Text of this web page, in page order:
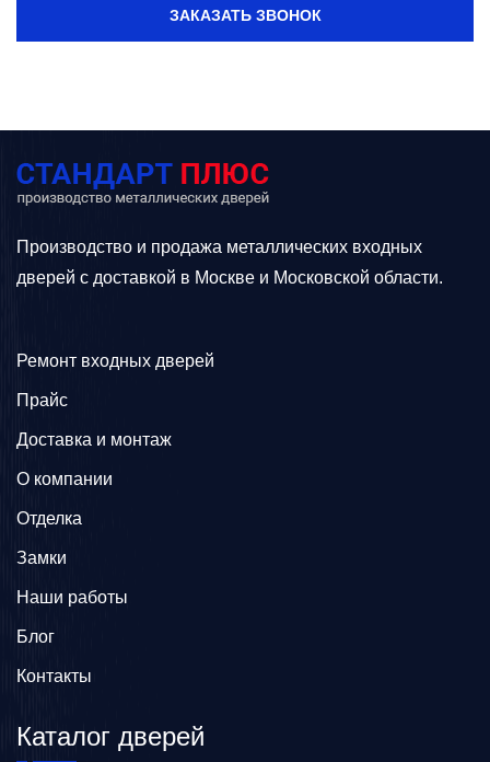
ЗАКАЗАТЬ ЗВОНОК
Производство и продажа металлических входных
дверей с доставкой в Москве и Московской области.
Ремонт входных дверей
Прайс
Доставка и монтаж
О компании
Отделка
Замки
Наши работы
Блог
Контакты
Каталог дверей